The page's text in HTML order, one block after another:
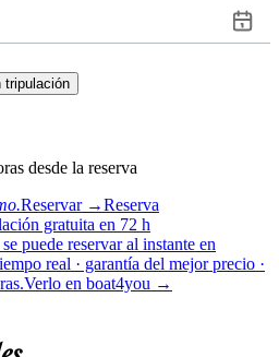
tripulación
desde la reserva
Reservar →Reserva
gratuita en 72 h
puede reservar al instante en
real · garantía del mejor precio ·
Verlo en boat4you →